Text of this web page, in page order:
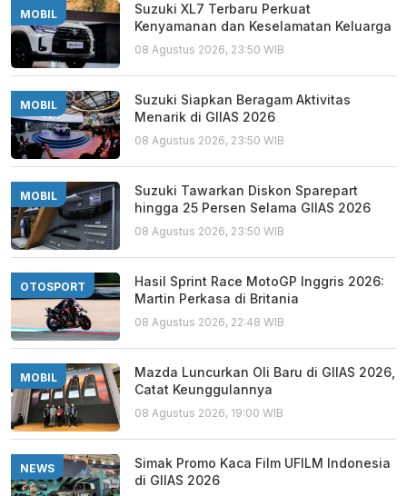
MOBIL
Suzuki XL7 Terbaru Perkuat
Kenyamanan dan Keselamatan Keluarga
08 Agustus 2026, 23:50 WIB
MOBIL
Suzuki Siapkan Beragam Aktivitas
Menarik di GIIAS 2026
08 Agustus 2026, 23:50 WIB
MOBIL
Suzuki Tawarkan Diskon Sparepart
hingga 25 Persen Selama GIIAS 2026
08 Agustus 2026, 23:50 WIB
OTOSPORT
Hasil Sprint Race MotoGP Inggris 2026:
Martin Perkasa di Britania
08 Agustus 2026, 22:48 WIB
MOBIL
Mazda Luncurkan Oli Baru di GIIAS 2026,
Catat Keunggulannya
08 Agustus 2026, 19:00 WIB
NEWS
Simak Promo Kaca Film UFILM Indonesia
di GIIAS 2026